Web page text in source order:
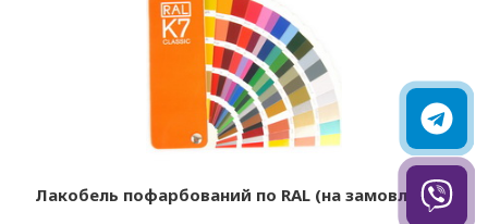
Лакобель пофарбований по RAL (на замовлення)